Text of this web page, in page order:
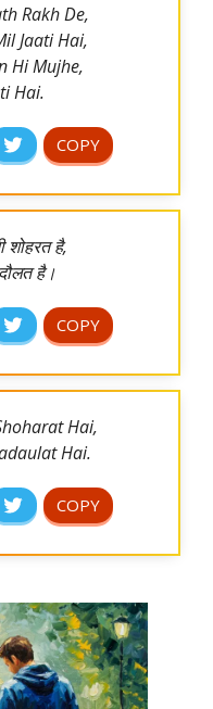
Rakh De,
Jaati Hai,
Hi Mujhe,
Hai.
शोहरत है,
है।
Hai,
Hai.